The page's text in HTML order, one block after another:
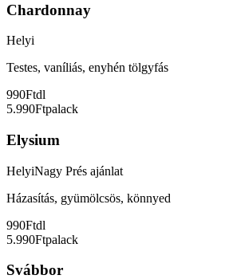
Chardonnay
Helyi
Testes, vaníliás, enyhén tölgyfás
990Ftdl
5.990Ftpalack
Elysium
HelyiNagy Prés ajánlat
Házasítás, gyümölcsös, könnyed
990Ftdl
5.990Ftpalack
Svábbor